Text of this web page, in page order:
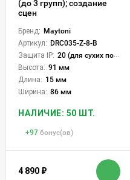
(до 3 групп); создание
сцен
Бренд: Maytoni
Артикул: DRC035-Z-8-B
Защита IP: 20 (для сухих пом.)
Высота: 91 мм
Длина: 15 мм
Ширина: 86 мм
НАЛИЧИЕ: 50 ШТ.
+97 бонус(ов)
4 890 ₽